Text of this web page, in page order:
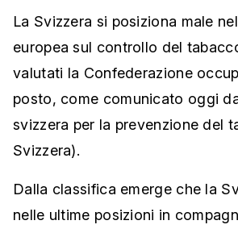
La Svizzera si posiziona male
europea sul controllo del
valutati la Confederazione
posto, come comunicato oggi
svizzera per la prevenzione del
Svizzera).
Dalla classifica emerge che la
nelle ultime posizioni in